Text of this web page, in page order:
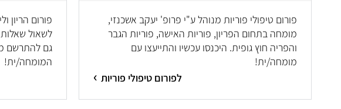
פורום טיפולי פוריות מנוהל ע"י פרופ' יעקב אשכנזי,
מומחה בתחום הפריון, פוריות האישה, פוריות הגבר
והפריה חוץ גופית. היכנסו עכשיו והתייעצו עם
מומחה/ית!
לפורום טיפולי פוריות
פורום הריון
לשאול
גם להתרשם
המומחה/ית!